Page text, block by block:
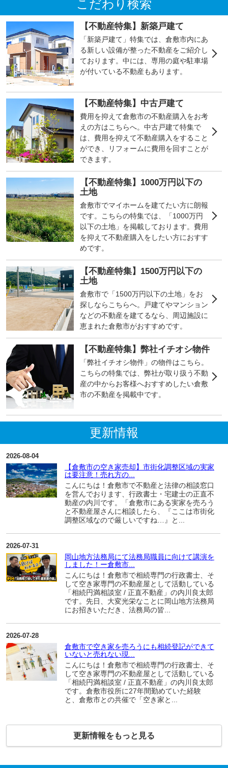
こだわり検索
【不動産特集】新築戸建て
「新築戸建て」特集では、倉敷市内にあ
る新しい設備が整った不動産をご紹介し
ております。中には、専用の庭や駐車場
が付いている不動産もあります。
【不動産特集】中古戸建て
費用を抑えて倉敷市の不動産購入をお考
えの方はこちらへ。中古戸建て特集で
は、費用を抑えて不動産購入をすること
ができ、リフォームに費用を回すことが
できます。
【不動産特集】1000万円以下の
土地
倉敷市でマイホームを建てたい方に朗報
です。こちらの特集では、「1000万円
以下の土地」を掲載しております。費用
を抑えて不動産購入をしたい方におすす
めです。
【不動産特集】1500万円以下の
土地
倉敷市で「1500万円以下の土地」をお
探しならこちらへ。戸建てやマンション
などの不動産を建てるなら、周辺施設に
恵まれた倉敷市がおすすめです。
【不動産特集】弊社イチオシ物件
「弊社イチオシ物件」の物件はこちら。
こちらの特集では、弊社が取り扱う不動
産の中からお客様へおすすめしたい倉敷
市の不動産を掲載中です。
更新情報
2026-08-04
【倉敷市の空き家売却】市街化調整区域の実家
は要注意！売れ方の...
こんにちは！倉敷市で不動産と法律の相談窓口
を営んでおります、行政書士・宅建士の正直不
動産の内川です。「倉敷市にある実家を売ろう
と不動産屋さんに相談したら、『ここは市街化
調整区域なので厳しいですね…』と...
2026-07-31
岡山地方法務局にて法務局職員に向けて講演を
しました！ー倉敷市...
こんにちは！倉敷市で相続専門の行政書士、そ
して空き家専門の不動産屋として活動している
「相続円満相談室 / 正直不動産」の内川良太郎
です。先日、大変光栄なことに岡山地方法務局
にお招きいただき、法務局の皆...
2026-07-28
倉敷市で空き家を売ろうにも相続登記ができて
いないと売れない現...
こんにちは！倉敷市で相続専門の行政書士、そ
して空き家専門の不動産屋として活動している
「相続円満相談室 / 正直不動産」の内川良太郎
です。倉敷市役所に27年間勤めていた経験
と、倉敷市との共催で「空き家と...
更新情報をもっと見る